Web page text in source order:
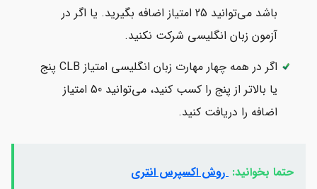
باشد می‌توانید 25 امتیاز اضافه بگیرید. یا اگر در
آزمون زبان انگلیسی شرکت نکنید.
اگر در همه چهار مهارت زبان انگلیسی امتیاز CLB پنج
یا بالاتر از پنج را کسب کنید، می‌توانید 50 امتیاز
اضافه را دریافت کنید.
حتما بخوانید: روش اکسپرس انتری